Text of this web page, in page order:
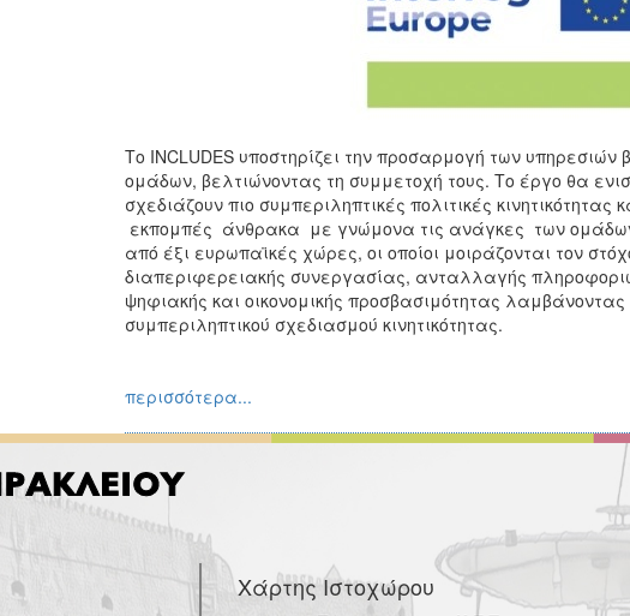
Το INCLUDES υποστηρίζει την προσαρμογή των
ομάδων, βελτιώνοντας τη συμμετοχή τους. Το έργο θα
σχεδιάζουν πιο συμπεριληπτικές πολιτικές
εκπομπές άνθρακα με γνώμονα τις ανάγκες των ομάδων
από έξι ευρωπαϊκές χώρες, οι οποίοι μοιράζονται τον
διαπεριφερειακής συνεργασίας, ανταλλαγής
ψηφιακής και οικονομικής προσβασιμότητας λαμβάνοντας
συμπεριληπτικού σχεδιασμού κινητικότητας.
περισσότερα...
Χάρτης Ιστοχώρου